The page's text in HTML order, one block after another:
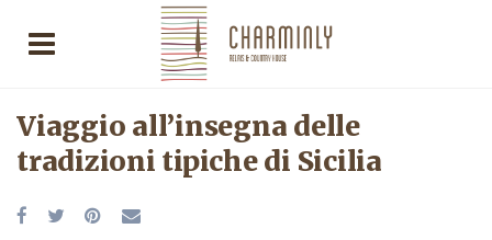
Viaggio all’insegna delle
tradizioni tipiche di Sicilia